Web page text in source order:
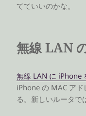
てていいのかな。
無線 LAN
無線 LAN に iPhone
iPhone の MAC ア
る。新しいルータで